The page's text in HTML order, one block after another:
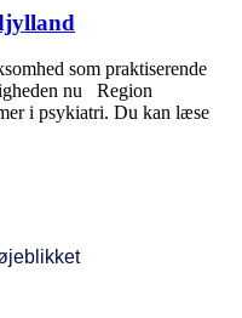
som praktiserende
nu Region
i psykiatri. Du kan læse